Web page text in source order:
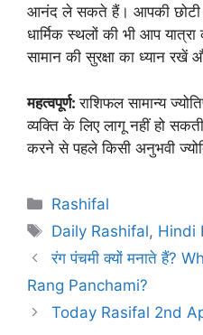
आनंद ले सकते हैं। आपकी छोटी
धार्मिक स्थलों की भी आप
सामान की सुरक्षा का ध्यान रखें
महत्वपूर्ण:राशिफल सामान्य
व्यक्ति के लिए लागू नहीं हो
करने से पहले किसी अनुभवी
Categories
Rashifal
Tags
Daily Rashifal, Hindi
रंग पंचमी क्यों मनाते हैं?
Rang Panchami?
Today Rasifal 2nd